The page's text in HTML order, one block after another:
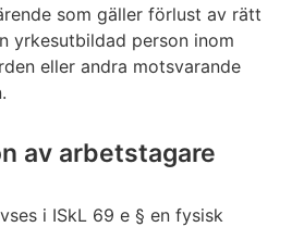
som gäller förlust av rätt
yrkesutbildad person inom
eller andra motsvarande
av arbetstagare
i ISkL 69 e § en fysisk